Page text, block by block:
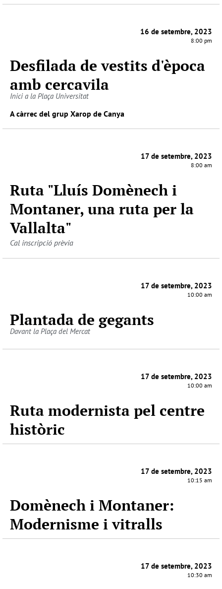
16 de setembre, 2023
8:00 pm
Desfilada de vestits d'època
amb cercavila
Inici a la Plaça Universitat
A càrrec del grup Xarop de Canya
17 de setembre, 2023
8:00 am
Ruta "Lluís Domènech i
Montaner, una ruta per la
Vallalta"
Cal inscripció prèvia
17 de setembre, 2023
10:00 am
Plantada de gegants
Davant la Plaça del Mercat
17 de setembre, 2023
10:00 am
Ruta modernista pel centre
històric
17 de setembre, 2023
10:15 am
Domènech i Montaner:
Modernisme i vitralls
17 de setembre, 2023
10:30 am